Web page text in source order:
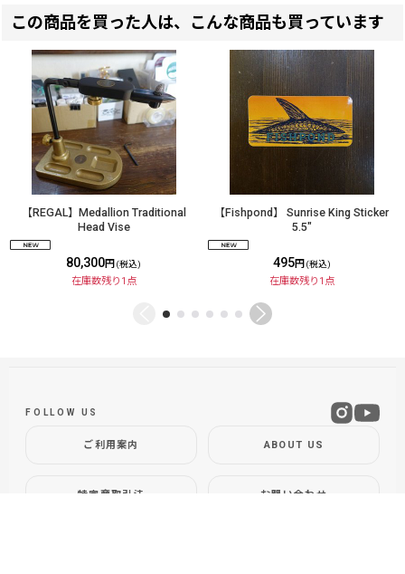
この商品を買った人は、こんな商品も買っています
【REGAL】Medallion Traditional
Head Vise
80,300円 (税込)
在庫数残り1点
【Fishpond】 Sunrise King Sticker
5.5"
495円 (税込)
在庫数残り1点
ご利用案内 ABOUT US
特定商取引法 お問い合わせ
FOLLOW US